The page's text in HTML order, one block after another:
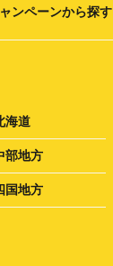
ンペーンから探す
海道
部地方
国地方